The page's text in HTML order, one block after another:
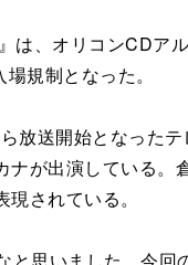
、オリコンCDア
規制となった。
送開始となった
が出演している
されている。
思いました。今